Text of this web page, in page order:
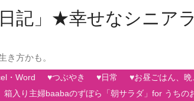
記」★幸せなシニア
き方かも。
・Word ♥つぶやき ♥日常 ♥お昼ごはん、晩
箱入り主婦baabaのずぼら「朝サラダ」for うちの